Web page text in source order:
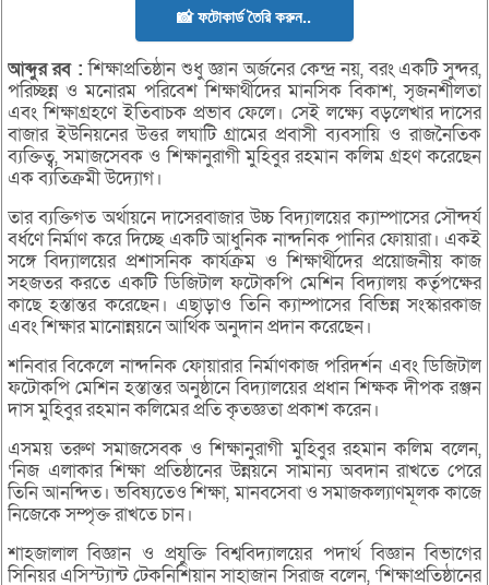
📸 ফটোকার্ড তৈরি করুন..
আব্দুর রব: শিক্ষাপ্রতিষ্ঠান শুধু জ্ঞান অর্জনের কেন্দ্র নয়, বরং একটি সুন্দর,
পরিচ্ছন্ন ও মনোরম পরিবেশ শিক্ষার্থীদের মানসিক বিকাশ, সৃজনশীলতা
এবং শিক্ষাগ্রহণে ইতিবাচক প্রভাব ফেলে। সেই লক্ষ্যে বড়লেখার দাসের
বাজার ইউনিয়নের উত্তর লঘাটি গ্রামের প্রবাসী ব্যবসায়ি ও রাজনৈতিক
ব্যক্তিত্ব, সমাজসেবক ও শিক্ষানুরাগী মুহিবুর রহমান কলিম গ্রহণ করেছেন
এক ব্যতিক্রমী উদ্যোগ।
তার ব্যক্তিগত অর্থায়নে দাসেরবাজার উচ্চ বিদ্যালয়ের ক্যাম্পাসের সৌন্দর্য
বর্ধণে নির্মাণ করে দিচ্ছে একটি আধুনিক নান্দনিক পানির ফোয়ারা। একই
সঙ্গে বিদ্যালয়ের প্রশাসনিক কার্যক্রম ও শিক্ষার্থীদের প্রয়োজনীয় কাজ
সহজতর করতে একটি ডিজিটাল ফটোকপি মেশিন বিদ্যালয় কর্তৃপক্ষের
কাছে হস্তান্তর করেছেন। এছাড়াও তিনি ক্যাম্পাসের বিভিন্ন সংস্কারকাজ
এবং শিক্ষার মানোন্নয়নে আর্থিক অনুদান প্রদান করেছেন।
শনিবার বিকেলে নান্দনিক ফোয়ারার নির্মাণকাজ পরিদর্শন এবং ডিজিটাল
ফটোকপি মেশিন হস্তান্তর অনুষ্ঠানে বিদ্যালয়ের প্রধান শিক্ষক দীপক রঞ্জন
দাস মুহিবুর রহমান কলিমের প্রতি কৃতজ্ঞতা প্রকাশ করেন।
এসময় তরুণ সমাজসেবক ও শিক্ষানুরাগী মুহিবুর রহমান কলিম বলেন,
‘নিজ এলাকার শিক্ষা প্রতিষ্ঠানের উন্নয়নে সামান্য অবদান রাখতে পেরে
তিনি আনন্দিত। ভবিষ্যতেও শিক্ষা, মানবসেবা ও সমাজকল্যাণমূলক কাজে
নিজেকে সম্পৃক্ত রাখতে চান।
শাহজালাল বিজ্ঞান ও প্রযুক্তি বিশ্ববিদ্যালয়ের পদার্থ বিজ্ঞান বিভাগের
সিনিয়র এসিস্ট্যান্ট টেকনিশিয়ান সাহাজান সিরাজ বলেন, ‘শিক্ষাপ্রতিষ্ঠানের